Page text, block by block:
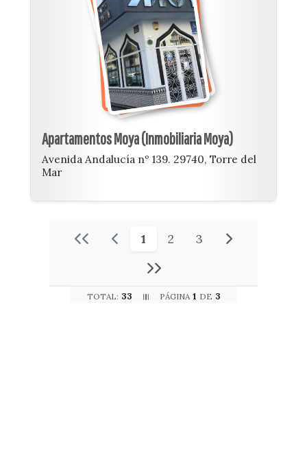
Apartamentos Moya (Inmobiliaria Moya)
Avenida Andalucía nº 139. 29740, Torre del
Mar
1 2 3
TOTAL: 33 PÁGINA 1 DE 3